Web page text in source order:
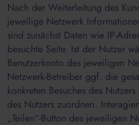
Nach der Weiterleitung des
jeweilige Netzwerk
sind zunächst Daten wie IP-
besuchte Seite. Ist der Nutzer
Benutzerkonto des jeweiligen
Netzwerk-Betreiber ggf. die
konkreten Besuches des
des Nutzers zuordnen.
„Teilen“-Button des jeweiligen